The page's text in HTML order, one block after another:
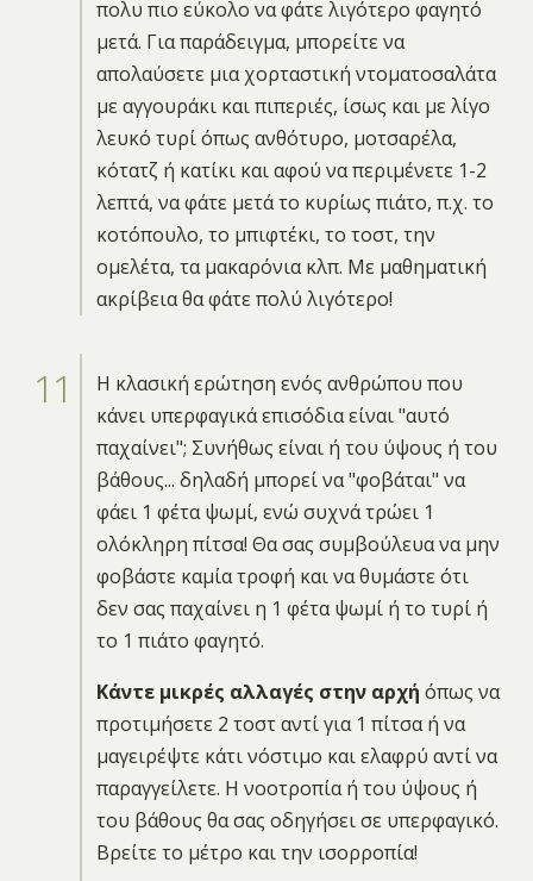
πολυ πιο εύκολο να φάτε λιγότερο φαγητό
μετά. Για παράδειγμα, μπορείτε να
απολαύσετε μια χορταστική ντοματοσαλάτα
με αγγουράκι και πιπεριές, ίσως και με λίγο
λευκό τυρί όπως ανθότυρο, μοτσαρέλα,
κότατζ ή κατίκι και αφού να περιμένετε 1-2
λεπτά, να φάτε μετά το κυρίως πιάτο, π.χ. το
κοτόπουλο, το μπιφτέκι, το τοστ, την
ομελέτα, τα μακαρόνια κλπ. Με μαθηματική
ακρίβεια θα φάτε πολύ λιγότερο!
Η κλασική ερώτηση ενός ανθρώπου που
κάνει υπερφαγικά επισόδια είναι "αυτό
παχαίνει"; Συνήθως είναι ή του ύψους ή του
βάθους... δηλαδή μπορεί να "φοβάται" να
φάει 1 φέτα ψωμί, ενώ συχνά τρώει 1
ολόκληρη πίτσα! Θα σας συμβούλευα να μην
φοβάστε καμία τροφή και να θυμάστε ότι
δεν σας παχαίνει η 1 φέτα ψωμί ή το τυρί ή
το 1 πιάτο φαγητό.
Κάντε μικρές αλλαγές στην αρχή όπως να
προτιμήσετε 2 τοστ αντί για 1 πίτσα ή να
μαγειρέψτε κάτι νόστιμο και ελαφρύ αντί να
παραγγείλετε. Η νοοτροπία ή του ύψους ή
του βάθους θα σας οδηγήσει σε υπερφαγικό.
Βρείτε το μέτρο και την ισορροπία!